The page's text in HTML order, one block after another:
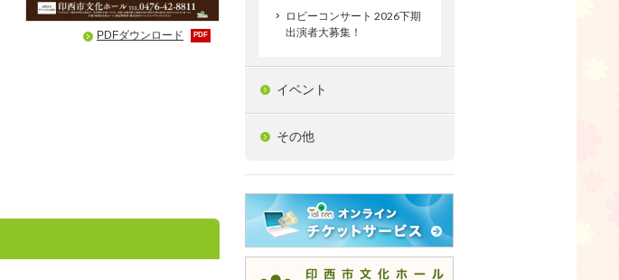
PDFダウンロード PDF
ロビーコンサート 2026下期
出演者大募集！
イベント
その他